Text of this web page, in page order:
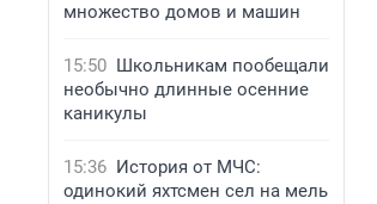
множество домов и машин
15:50 Школьникам пообещали
необычно длинные осенние
каникулы
15:36 История от МЧС:
одинокий яхтсмен сел на мель